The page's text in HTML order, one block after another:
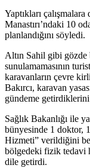
Yaptıkları
Manastırı’ndaki 10
planlandığını söyledi.
Altın Sahil gibi
sunulamamasının
karavanların çevre
Bakırcı, karavan
gündeme
Sağlık Bakanlığı ile
bünyesinde 1 doktor,
Hizmeti” verildiğini
bölgedeki fizik tedavi
dile getirdi.